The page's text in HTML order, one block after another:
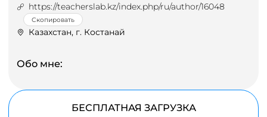
https://teacherslab.kz/index.php/ru/author/16048
Скопировать
Казахстан, г. Костанай
Обо мне:
БЕСПЛАТНАЯ ЗАГРУЗКА